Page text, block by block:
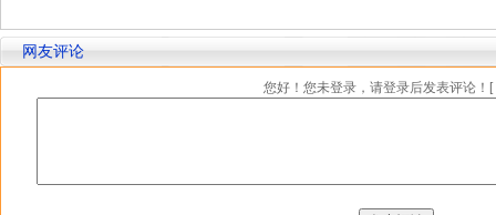
网友评论
您好！您未登录，请登录后发表评论！[